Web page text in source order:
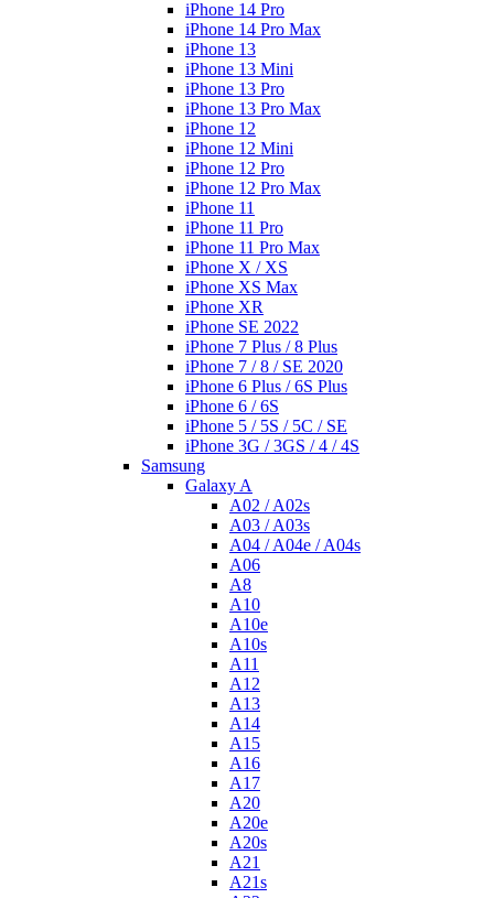
iPhone 14 Pro
iPhone 14 Pro Max
iPhone 13
iPhone 13 Mini
iPhone 13 Pro
iPhone 13 Pro Max
iPhone 12
iPhone 12 Mini
iPhone 12 Pro
iPhone 12 Pro Max
iPhone 11
iPhone 11 Pro
iPhone 11 Pro Max
iPhone X / XS
iPhone XS Max
iPhone XR
iPhone SE 2022
iPhone 7 Plus / 8 Plus
iPhone 7 / 8 / SE 2020
iPhone 6 Plus / 6S Plus
iPhone 6 / 6S
iPhone 5 / 5S / 5C / SE
iPhone 3G / 3GS / 4 / 4S
Samsung
Galaxy A
A02 / A02s
A03 / A03s
A04 / A04e / A04s
A06
A8
A10
A10e
A10s
A11
A12
A13
A14
A15
A16
A17
A20
A20e
A20s
A21
A21s